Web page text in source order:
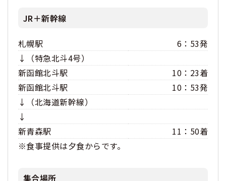
JR＋新幹線
札幌駅
6：53発
↓（特急北斗4号）
新函館北斗駅
10：23着
新函館北斗駅
10：53発
↓（北海道新幹線）
↓
新青森駅
11：50着
※食事提供は夕食からです。
集合場所